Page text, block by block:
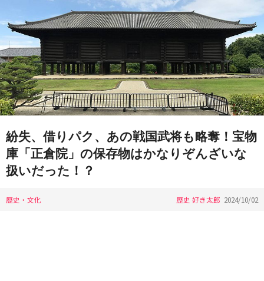
紛失、借りパク、あの戦国武将も略奪！宝物
庫「正倉院」の保存物はかなりぞんざいな
扱いだった！？
歴史・文化 歴史 好き太郎 2024/10/02